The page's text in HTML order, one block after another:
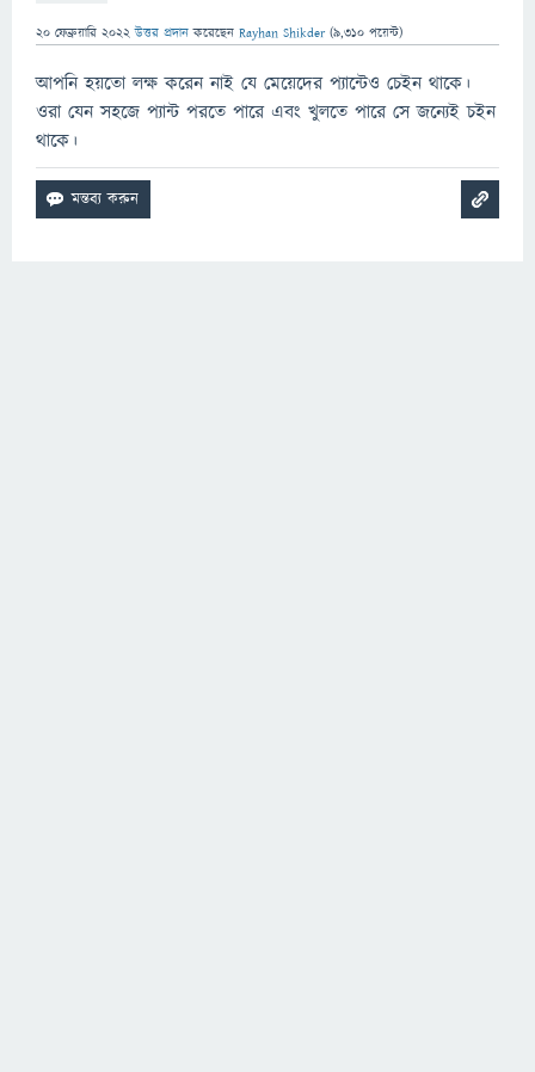
20 ফেব্রুয়ারি 2022 উত্তর প্রদান করেছেন Rayhan Shikder (9,310 পয়েন্ট)
আপনি হয়তো লক্ষ করেন নাই যে মেয়েদের প্যান্টেও চেইন থাকে।
ওরা যেন সহজে প্যান্ট পরতে পারে এবং খুলতে পারে সে জন্যেই চইন
থাকে।